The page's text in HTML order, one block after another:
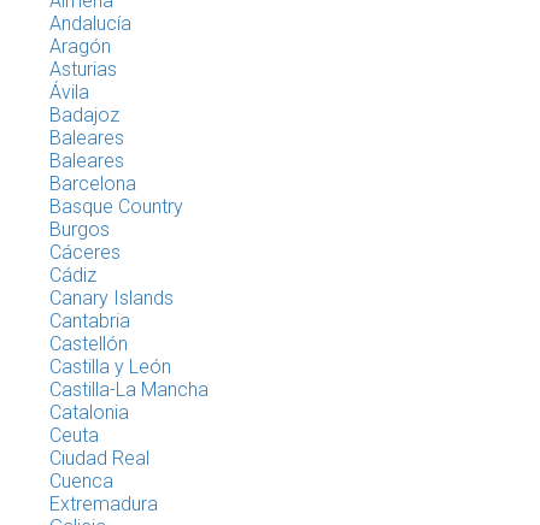
Andalucía
Aragón
Asturias
Ávila
Badajoz
Baleares
Baleares
Barcelona
Basque Country
Burgos
Cáceres
Cádiz
Canary Islands
Cantabria
Castellón
Castilla y León
Castilla-La Mancha
Catalonia
Ceuta
Ciudad Real
Cuenca
Extremadura